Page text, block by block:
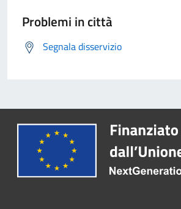
Problemi in città
Segnala disservizio